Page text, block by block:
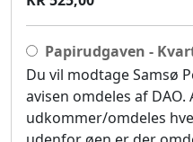
Papirudgaven -
Du vil modtage Samsø
avisen omdeles af DAO.
udkommer/omdeles